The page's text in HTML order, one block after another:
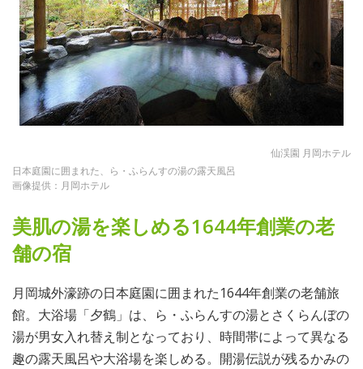
仙渓園 月岡ホテル
日本庭園に囲まれた、ら・ふらんすの湯の露天風呂
画像提供：月岡ホテル
美肌の湯を楽しめる1644年創業の老
舗の宿
月岡城外濠跡の日本庭園に囲まれた1644年創業の老舗旅
館。大浴場「夕鶴」は、ら・ふらんすの湯とさくらんぼの
湯が男女入れ替え制となっており、時間帯によって異なる
趣の露天風呂や大浴場を楽しめる。開湯伝説が残るかみの